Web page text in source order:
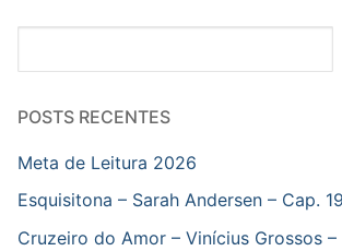
POSTS RECENTES
Meta de Leitura 2026
Esquisitona – Sarah Andersen – Cap.
Cruzeiro do Amor – Vinícius Grossos –